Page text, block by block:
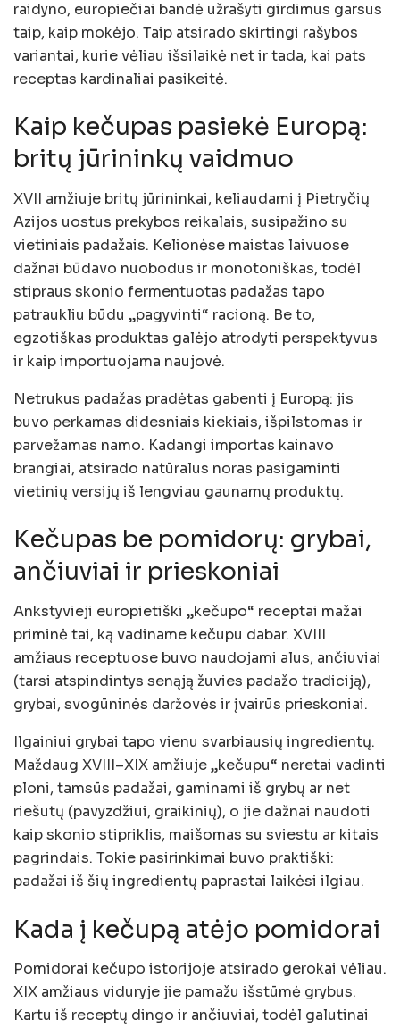
raidyno, europiečiai bandė užrašyti girdimus garsus
taip, kaip mokėjo. Taip atsirado skirtingi rašybos
variantai, kurie vėliau išsilaikė net ir tada, kai pats
receptas kardinaliai pasikeitė.
Kaip kečupas pasiekė Europą:
britų jūrininkų vaidmuo
XVII amžiuje britų jūrininkai, keliaudami į Pietryčių
Azijos uostus prekybos reikalais, susipažino su
vietiniais padažais. Kelionėse maistas laivuose
dažnai būdavo nuobodus ir monotoniškas, todėl
stipraus skonio fermentuotas padažas tapo
patraukliu būdu „pagyvinti“ racioną. Be to,
egzotiškas produktas galėjo atrodyti perspektyvus
ir kaip importuojama naujovė.
Netrukus padažas pradėtas gabenti į Europą: jis
buvo perkamas didesniais kiekiais, išpilstomas ir
parvežamas namo. Kadangi importas kainavo
brangiai, atsirado natūralus noras pasigaminti
vietinių versijų iš lengviau gaunamų produktų.
Kečupas be pomidorų: grybai,
ančiuviai ir prieskoniai
Ankstyvieji europietiški „kečupo“ receptai mažai
priminė tai, ką vadiname kečupu dabar. XVIII
amžiaus receptuose buvo naudojami alus, ančiuviai
(tarsi atspindintys senąją žuvies padažo tradiciją),
grybai, svogūninės daržovės ir įvairūs prieskoniai.
Ilgainiui grybai tapo vienu svarbiausių ingredientų.
Maždaug XVIII–XIX amžiuje „kečupu“ neretai vadinti
ploni, tamsūs padažai, gaminami iš grybų ar net
riešutų (pavyzdžiui, graikinių), o jie dažnai naudoti
kaip skonio stipriklis, maišomas su sviestu ar kitais
pagrindais. Tokie pasirinkimai buvo praktiški:
padažai iš šių ingredientų paprastai laikėsi ilgiau.
Kada į kečupą atėjo pomidorai
Pomidorai kečupo istorijoje atsirado gerokai vėliau.
XIX amžiaus viduryje jie pamažu išstūmė grybus.
Kartu iš receptų dingo ir ančiuviai, todėl galutinai